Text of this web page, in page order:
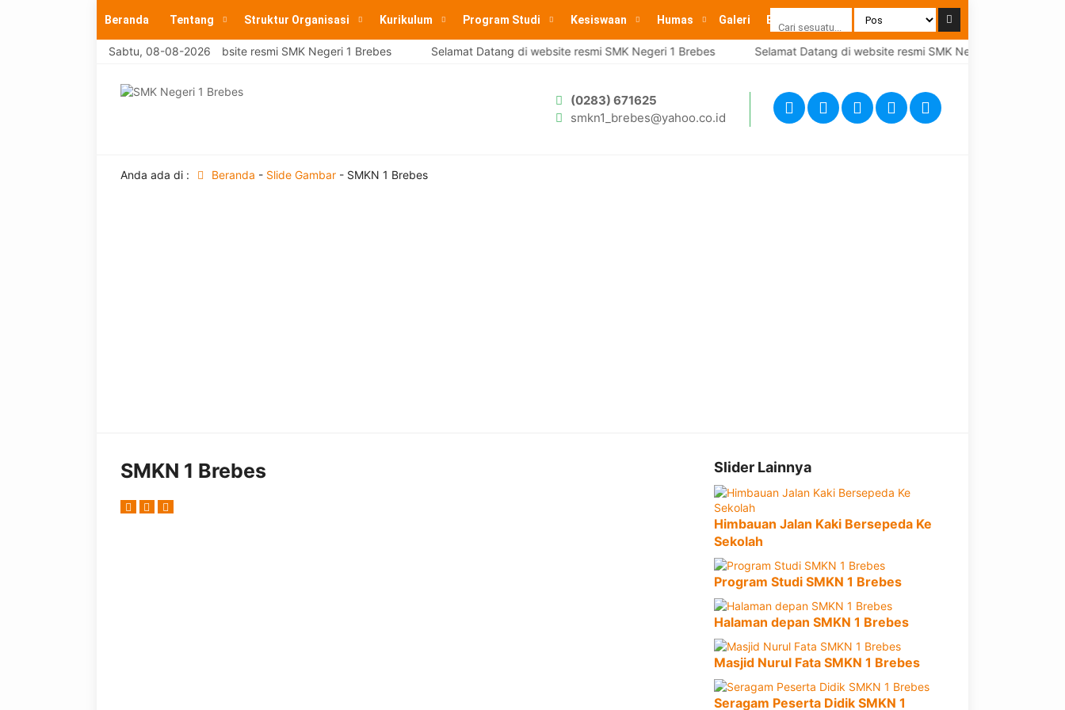
Beranda Tentang Struktur Organisasi Kurikulum Program Studi Kesiswaan Humas Galeri Blog
Sabtu, 08-08-2026
Selamat Datang di website resmi SMK Negeri 1 Brebes Selamat Datang di website resmi SMK Negeri 1 Brebes Selamat Datang di website resmi SMK Negeri 1 Brebes
(0283) 671625
smkn1_brebes@yahoo.co.id
Anda ada di : Beranda - Slide Gambar- SMKN 1 Brebes
SMKN 1 Brebes Slider Lainnya
Himbauan Jalan Kaki Bersepeda Ke
Sekolah
Program Studi SMKN 1 Brebes
Halaman depan SMKN 1 Brebes
Masjid Nurul Fata SMKN 1 Brebes
Seragam Peserta Didik SMKN 1